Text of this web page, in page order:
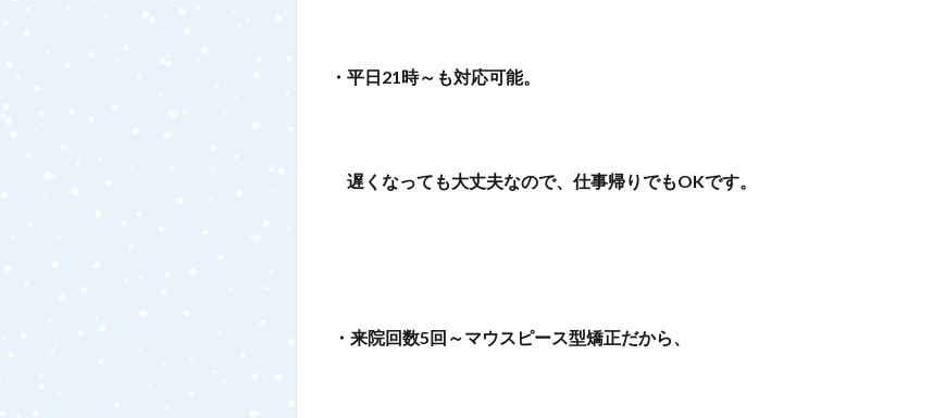
・平日21時～も対応可能。
遅くなっても大丈夫なので、仕事帰りでもOKです。
・来院回数5回～マウスピース型矯正だから、